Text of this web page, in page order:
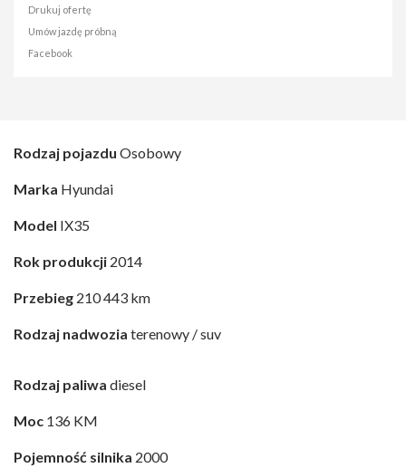
Drukuj ofertę
Umów jazdę próbną
Facebook
Rodzaj pojazdu Osobowy
Marka Hyundai
Model IX35
Rok produkcji 2014
Przebieg 210 443 km
Rodzaj nadwozia terenowy / suv
Rodzaj paliwa diesel
Moc 136 KM
Pojemność silnika 2000